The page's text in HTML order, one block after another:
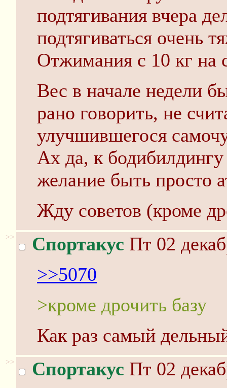
подтягивания вчера
подтягиваться очень
Отжимания с 10 кг на
Вес в начале недели
рано говорить, не
улучшившегося
Ах да, к
желание быть просто
Жду советов (кроме
>> Спортакус Пт 02
>>5070
>кроме дрочить базу
Как раз самый
>> Спортакус Пт 02